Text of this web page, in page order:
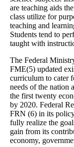
are teaching aids
class utilize for
teaching and
Students tend to
taught with
The Federal
FME(5) updated
curriculum to cater
needs of the nation
the first twenty
by 2020. Federal
FRN (6) in its
fully realize the
gain from its
economy,